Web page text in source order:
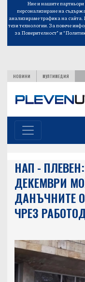
Ние и нашите
персонализиране на
анализираме трафика на сайта.
тези технологии. За повече
за Поверителност”и
НОВИНИ МУЛТИМЕДИЯ
НАП -
ДЕКЕМВРИ
ДАНЪЧНИТЕ
ЧРЕЗ